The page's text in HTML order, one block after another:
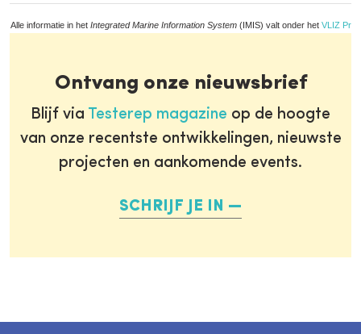
Alle informatie in het Integrated Marine Information System (IMIS) valt onder het VLIZ
Ontvang onze nieuwsbrief
Blijf via Testerep magazine op de hoogte
van onze recentste ontwikkelingen, nieuwste
projecten en aankomende events.
SCHRIJF JE IN